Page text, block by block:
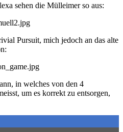
sehen die Mülleimer so aus:
Pursuit, mich jedoch an das alte
in welches von den 4
um es korrekt zu entsorgen,